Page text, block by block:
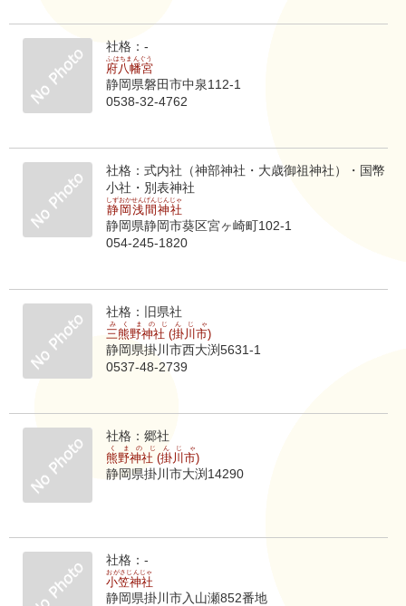
社格：-
府八幡宮
ふはちまんぐう
静岡県磐田市中泉112-1
0538-32-4762
社格：式内社（神部神社・大歳御祖神社）・国幣
小社・別表神社
静岡浅間神社
しずおかせんげんじんじゃ
静岡県静岡市葵区宮ヶ崎町102-1
054-245-1820
社格：旧県社
三熊野神社 (掛川市)
みくまのじんじゃ
静岡県掛川市西大渕5631-1
0537-48-2739
社格：郷社
熊野神社 (掛川市)
くまのじんじゃ
静岡県掛川市大渕14290
社格：-
小笠神社
おがさじんじゃ
静岡県掛川市入山瀬852番地